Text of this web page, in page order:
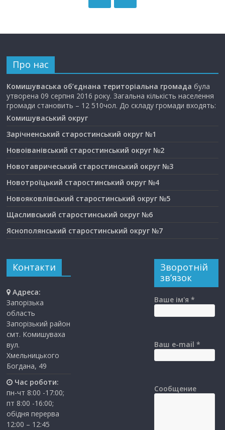
Про нас
Комишуваська об’єднана територіальна громада була
утворена 09 серпня 2016 року. Загальна кількість населення
громади становить – 12 510чол. До складу громади входять:
Комишуваський округ
Зарічненський старостинський округ №1
Новоіванівський старостинський округ №2
Новотавричеський старостинський округ №3
Новотроїцький старостинський округ №4
Новояковлівський старостинський округ №5
Щасливський старостинський округ №6
Яснополянський старостинський округ №7
Контакти
Адреса:
Запорізька
область
Запорізький район
смт. Комишуваха
вул.
Хмельницького
Богдана, 49
Час роботи:
пн-чт 8:00 -17:00;
пт 8:00 -16:00;
обідня перерва
12:00 – 12:45
Зворотній
зв’язок
Ваше ім'я *
Ваш e-mail *
Сообщение